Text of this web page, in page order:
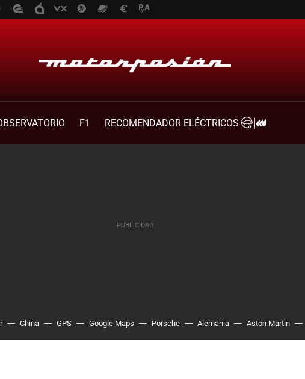
F1 RECOMENDADOR ELÉCTRICOS
China GPS Google Maps Porsche Alemania Aston Martin